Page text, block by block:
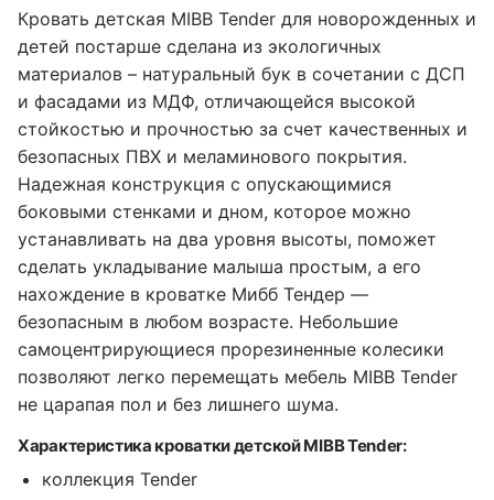
Кровать детская MIBB Tender для новорожденных и
детей постарше сделана из экологичных
материалов – натуральный бук в сочетании с ДСП
и фасадами из МДФ, отличающейся высокой
стойкостью и прочностью за счет качественных и
безопасных ПВХ и меламинового покрытия.
Надежная конструкция с опускающимися
боковыми стенками и дном, которое можно
устанавливать на два уровня высоты, поможет
сделать укладывание малыша простым, а его
нахождение в кроватке Мибб Тендер —
безопасным в любом возрасте. Небольшие
самоцентрирующиеся прорезиненные колесики
позволяют легко перемещать мебель MIBB Tender
не царапая пол и без лишнего шума.
Характеристика кроватки детской MIBB Tender:
коллекция Tender